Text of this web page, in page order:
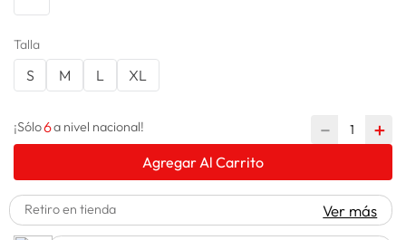
8.
9.
10 lavadora
Talla
S M L XL
¡Sólo6a nivel nacional! ＋
－
Agregar Al Carrito
Retiro en tienda Ver más